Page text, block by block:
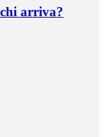
arriva?